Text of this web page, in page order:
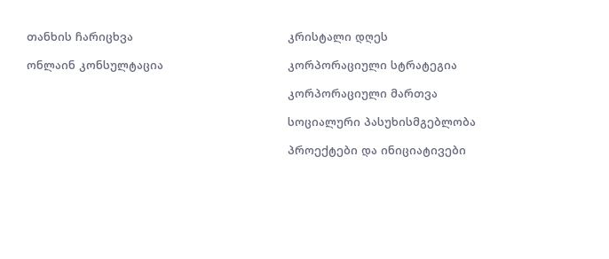
თანხის ჩარიცხვა
ონლაინ კონსულტაცია
კრისტალი დღეს
კორპორაციული სტრატეგია
კორპორაციული მართვა
სოციალური პასუხისმგებლობა
პროექტები და ინიციატივები